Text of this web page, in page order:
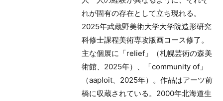
れが固有の存在として立ち現れる。
2025年武蔵野美術大学大学院造形研究
科修士課程美術専攻版画コース修了。
主な個展に「relief」（札幌芸術の森美
術館、2025年）、「community of」
（aaploit、2025年）。作品はアーツ前
橋に収蔵されている。2000年北海道生